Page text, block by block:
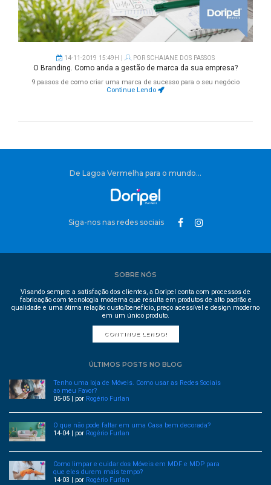
14-11-2019 15:49H | POR SCHAIANE DOS PASSOS
O Branding. Como anda a gestão de marca da sua empresa?
9 passos de como criar uma marca de sucesso para o seu negócio
Continue Lendo
De Lagoa Vermelha para o mundo...
Siga-nos nas redes sociais
SOBRE NÓS
Visando sempre a satisfação dos clientes, a Doripel conta com processos de
fabricação com tecnologia moderna que resulta em produtos de alto padrão e
qualidade e uma ótima relação custo/benefício, preço acessível e design moderno
em um único produto.
CONTINUE LENDO!
ÚLTIMOS POSTS NO BLOG
Tenho uma loja de Móveis. Como usar as Redes Sociais
ao meu Favor?
05-05 | por Rogério Furlan
O que não pode faltar em uma Casa bem decorada?
14-04 | por Rogério Furlan
Como limpar e cuidar dos Móveis em MDF e MDP para
que eles durem mais tempo?
14-03 | por Rogério Furlan